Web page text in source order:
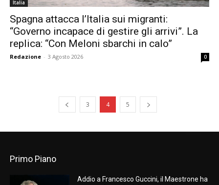
Italia
Spagna attacca l’Italia sui migranti:
“Governo incapace di gestire gli arrivi”. La
replica: “Con Meloni sbarchi in calo”
Redazione - 3 Agosto 2026 0
3 4 5
Primo Piano
Addio a Francesco Guccini, il Maestrone ha